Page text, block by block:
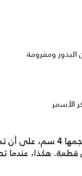
قطع الكالاماري إلى
هكذا، عندما